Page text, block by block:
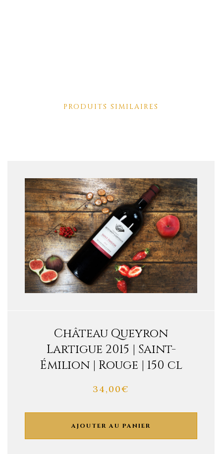
PRODUITS SIMILAIRES
Château Queyron
Lartigue 2015 | Saint-
Émilion | Rouge | 150 cl
34,00€
AJOUTER AU PANIER